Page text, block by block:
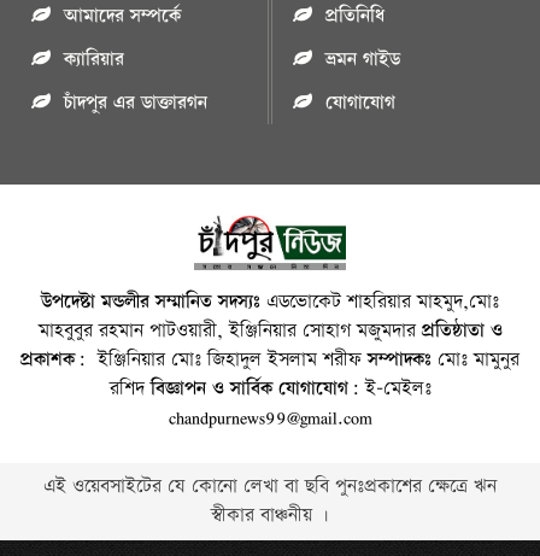
আমাদের সম্পর্কে
ক্যারিয়ার
চাঁদপুর এর ডাক্তারগন
প্রতিনিধি
ভ্রমন গাইড
যোগাযোগ
উপদেষ্টা মন্ডলীর সম্মানিত সদস্যঃ এডভোকেট শাহরিয়ার মাহমুদ,মোঃ
মাহবুবুর রহমান পাটওয়ারী, ইঞ্জিনিয়ার সোহাগ মজুমদারপ্রতিষ্ঠাতা ও
প্রকাশক: ইঞ্জিনিয়ার মোঃ জিহাদুল ইসলাম শরীফসম্পাদকঃ মোঃ মামুনুর
রশিদবিজ্ঞাপন ও সার্বিক যোগাযোগ: ই-মেইলঃ
chandpurnews99@gmail.com
এই ওয়েবসাইটের যে কোনো লেখা বা ছবি পুনঃপ্রকাশের ক্ষেত্রে ঋন
স্বীকার বাঞ্চনীয় ।